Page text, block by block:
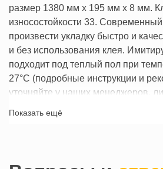
размер 1380 мм х 195 мм х 8 мм.
износостойкости 33.
произвести укладку быстро и
и без использования клея.
подходит под теплый пол при
27°С (подробные инструкции и
уточняйте у наших менеджеров,
укладки — 25 лет.
Показать ещё